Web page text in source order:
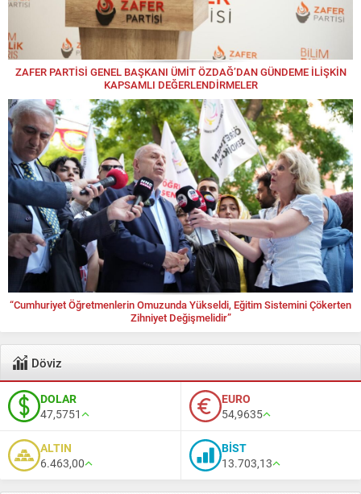
ZAFER PARTİSİ GENEL BAŞKANI ÜMİT ÖZDAĞ’DAN GÜNDEME İLİŞKİN
KAPSAMLI DEĞERLENDİRMELER
“Cumhuriyet Öğretmenlerin Omuzunda Yükseldi, Eğitim Sistemini Çökerten
Zihniyet Değişmelidir”
Döviz
DOLAR
47,5751
EURO
54,9635
ALTIN
6.463,00
BİST
13.703,13